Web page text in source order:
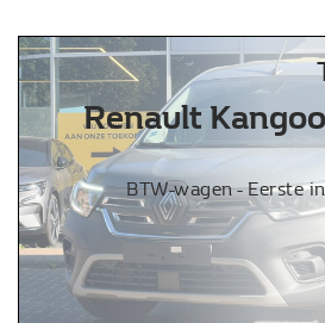
Renault
BTW-wagen - Eerste